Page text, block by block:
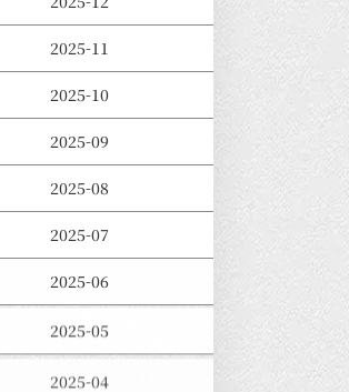
2025-11
2025-10
2025-09
2025-08
2025-07
2025-06
2025-05
2025-04